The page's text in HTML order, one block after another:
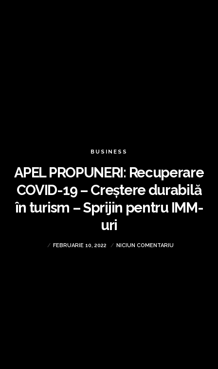
BUSINESS
APEL PROPUNERI: Recuperare
COVID-19 – Creștere durabilă
în turism – Sprijin pentru IMM-
uri
FEBRUARIE 10, 2022 NICIUN COMENTARIU